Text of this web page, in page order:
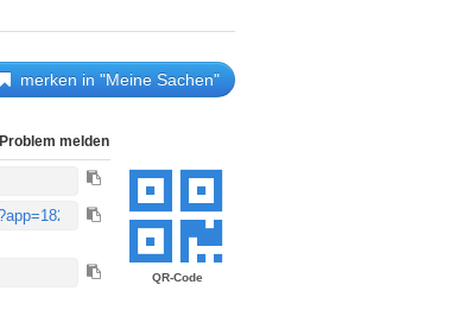
merken in "Meine Sachen"
QR-Code
Problem melden